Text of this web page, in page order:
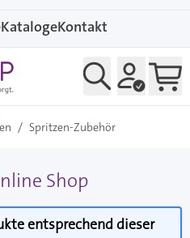
KatalogeKontakt
/ Spritzen-Zubehör
Shop
entsprechend dieser